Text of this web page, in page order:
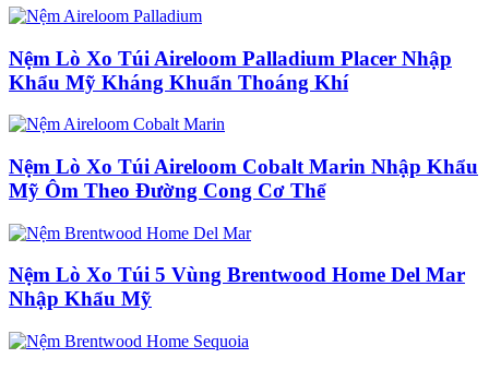
Nệm Lò Xo Túi Aireloom Palladium Placer Nhập
Khẩu Mỹ Kháng Khuẩn Thoáng Khí
Nệm Lò Xo Túi Aireloom Cobalt Marin Nhập Khẩu
Mỹ Ôm Theo Đường Cong Cơ Thể
Nệm Lò Xo Túi 5 Vùng Brentwood Home Del Mar
Nhập Khẩu Mỹ